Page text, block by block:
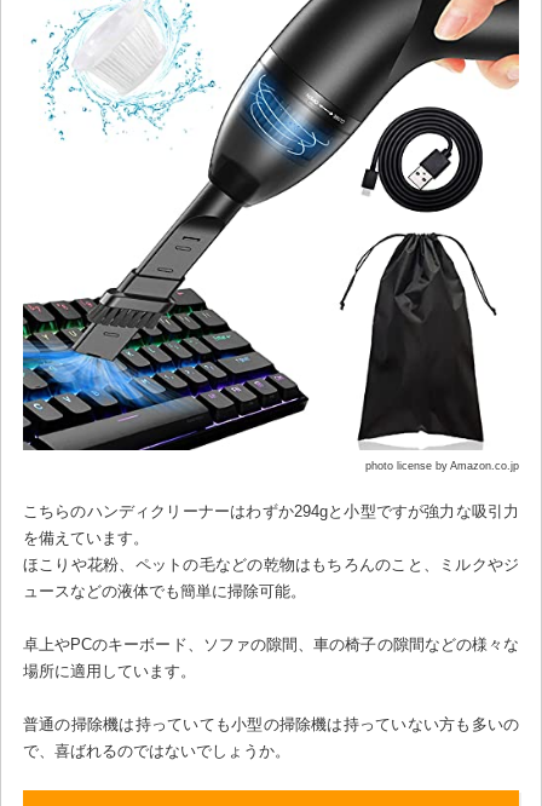
photo license by Amazon.co.jp
こちらのハンディクリーナーはわずか294gと小型ですが強力な吸引力
を備えています。
ほこりや花粉、ペットの毛などの乾物はもちろんのこと、ミルクやジ
ュースなどの液体でも簡単に掃除可能。
卓上やPCのキーボード、ソファの隙間、車の椅子の隙間などの様々な
場所に適用しています。
普通の掃除機は持っていても小型の掃除機は持っていない方も多いの
で、喜ばれるのではないでしょうか。